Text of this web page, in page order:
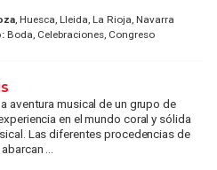
, Huesca, Lleida, La Rioja, Navarra
Boda, Celebraciones, Congreso
aventura musical de un grupo de
en el mundo coral y sólida
Las diferentes procedencias de
...